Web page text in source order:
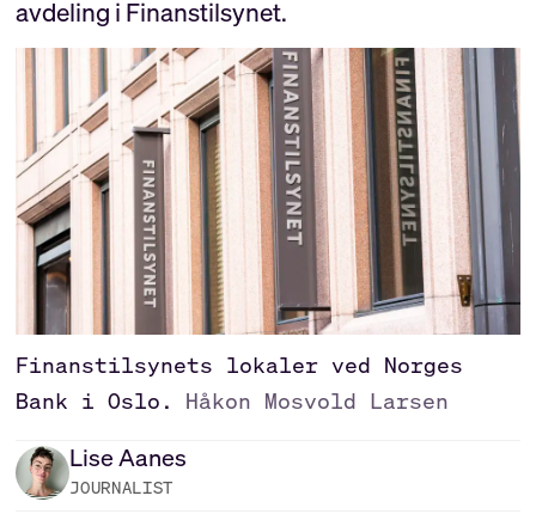
avdeling i Finanstilsynet.
Finanstilsynets lokaler ved Norges
Bank i Oslo.
Håkon Mosvold Larsen
LiseAanes
JOURNALIST